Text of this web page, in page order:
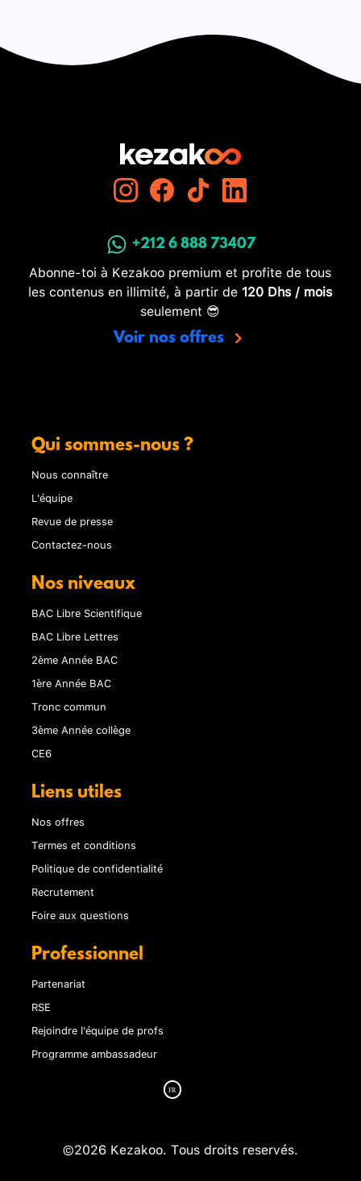
+212 6 888 73407
Abonne-toi à Kezakoo premium et profite de tous
les contenus en illimité, à partir de 120 Dhs / mois
seulement 😎
Voir nos offres
Qui sommes-nous ?
Nous connaître
L'équipe
Revue de presse
Contactez-nous
Nos niveaux
BAC Libre Scientifique
BAC Libre Lettres
2ème Année BAC
1ère Année BAC
Tronc commun
3ème Année collège
CE6
Liens utiles
Nos offres
Termes et conditions
Politique de confidentialité
Recrutement
Foire aux questions
Professionnel
Partenariat
RSE
Rejoindre l'équipe de profs
Programme ambassadeur
©2026 Kezakoo. Tous droits reservés.